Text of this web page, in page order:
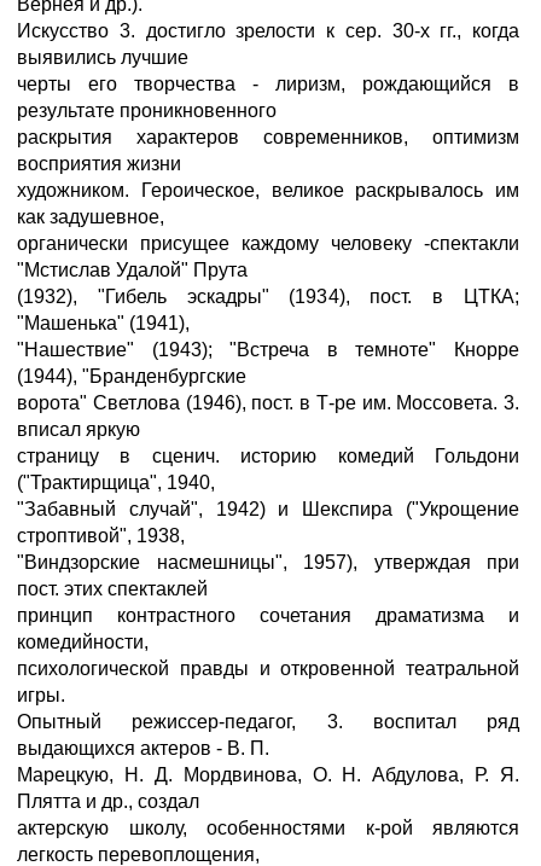
Вернея и др.).
Искусство 3. достигло зрелости к сер. 30-х гг., когда
выявились лучшие
черты его творчества - лиризм, рождающийся в
результате проникновенного
раскрытия характеров современников, оптимизм
восприятия жизни
художником. Героическое, великое раскрывалось им
как задушевное,
органически присущее каждому человеку -спектакли
"Мстислав Удалой" Прута
(1932), "Гибель эскадры" (1934), пост. в ЦТКА;
"Машенька" (1941),
"Нашествие" (1943); "Встреча в темноте" Кнорре
(1944), "Бранденбургские
ворота" Светлова (1946), пост. в Т-ре им. Моссовета. 3.
вписал яркую
страницу в сценич. историю комедий Гольдони
("Трактирщица", 1940,
"Забавный случай", 1942) и Шекспира ("Укрощение
строптивой", 1938,
"Виндзорские насмешницы", 1957), утверждая при
пост. этих спектаклей
принцип контрастного сочетания драматизма и
комедийности,
психологической правды и откровенной театральной
игры.
Опытный режиссер-педагог, 3. воспитал ряд
выдающихся актеров - В. П.
Марецкую, Н. Д. Мордвинова, О. Н. Абдулова, Р. Я.
Плятта и др., создал
актерскую школу, особенностями к-рой являются
легкость перевоплощения,